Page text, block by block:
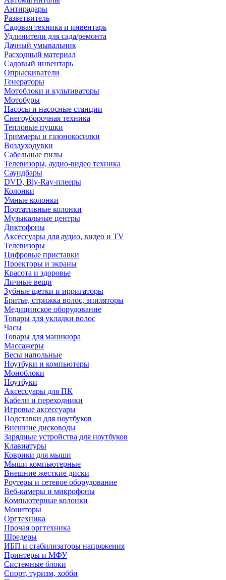
Антирадары
Разветвитель
Садовая техника и инвентарь
Удлинители для сада/ремонта
Дачный умывальник
Расходный материал
Садовый инвентарь
Опрыскиватели
Генераторы
Мотоблоки и культиваторы
Мотобуры
Насосы и насосные станции
Снегоуборочная техника
Тепловые пушки
Триммеры и газонокосилки
Воздуходувки
Сабельные пилы
Телевизоры, аудио-видео техника
Саундбары
DVD, Bly-Ray-плееры
Колонки
Умные колонки
Портативные колонки
Музыкальные центры
Диктофоны
Аксессуары для аудио, видео и TV
Телевизоры
Цифровые приставки
Проекторы и экраны
Красота и здоровье
Личные вещи
Зубные щетки и ирригаторы
Бритье, стрижка волос, эпиляторы
Медицинское оборудование
Товары для укладки волос
Часы
Товары для маникюра
Массажеры
Весы напольные
Ноутбуки и компьютеры
Моноблоки
Ноутбуки
Аксессуары для ПК
Кабели и переходники
Игровые аксессуары
Подставки для ноутбуков
Внешние дисководы
Зарядные устройства для ноутбуков
Клавиатуры
Коврики для мыши
Мыши компьютерные
Внешние жесткие диски
Роутеры и сетевое оборудование
Веб-камеры и микрофоны
Компьютерные колонки
Мониторы
Оргтехника
Прочая оргтехника
Шредеры
ИБП и стабилизаторы напряжения
Принтеры и МФУ
Системные блоки
Спорт, туризм, хобби